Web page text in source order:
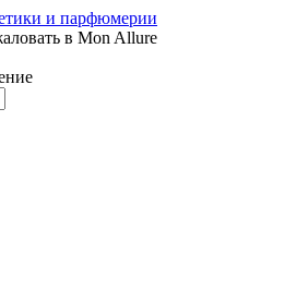
в Mon Allure